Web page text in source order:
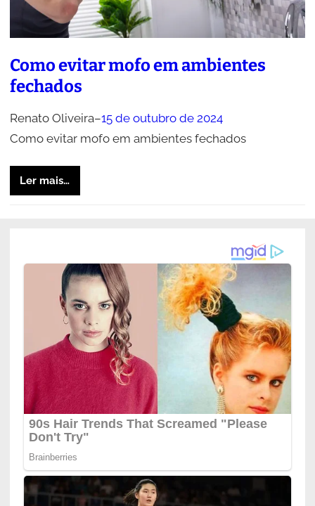
Como evitar mofo em ambientes
fechados
Renato Oliveira–15 de outubro de 2024
Como evitar mofo em ambientes fechados
Ler mais…